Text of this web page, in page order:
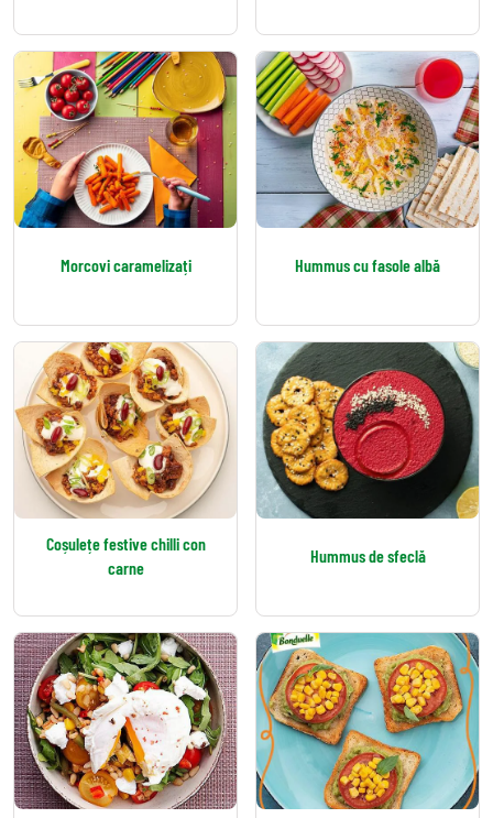
Morcovi caramelizați Hummus cu fasole albă
Coșulețe festive chilli con
carne
Hummus de sfeclă